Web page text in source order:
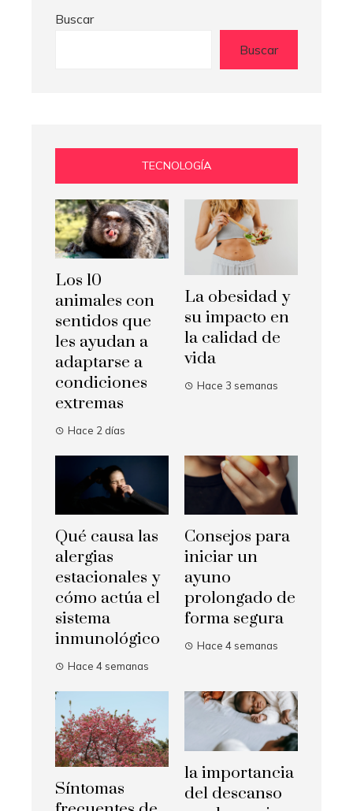
Buscar
Buscar
TECNOLOGÍA
Los 10
animales con
sentidos que
les ayudan a
adaptarse a
condiciones
extremas
Hace 2 días
La obesidad y
su impacto en
la calidad de
vida
Hace 3 semanas
Qué causa las
alergias
estacionales y
cómo actúa el
sistema
inmunológico
Hace 4 semanas
Consejos para
iniciar un
ayuno
prolongado de
forma segura
Hace 4 semanas
Síntomas
la importancia
del descanso